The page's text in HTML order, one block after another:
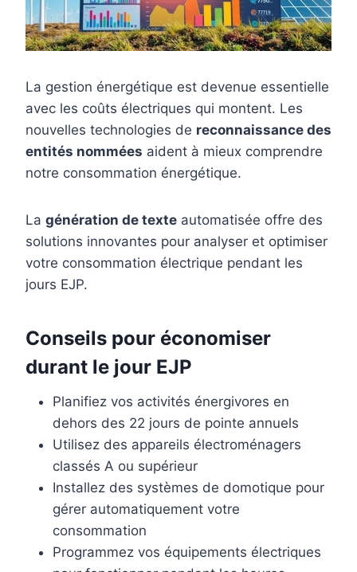
La gestion énergétique est devenue essentielle
avec les coûts électriques qui montent. Les
nouvelles technologies de reconnaissance des
entités nommées aident à mieux comprendre
notre consommation énergétique.
La génération de texte automatisée offre des
solutions innovantes pour analyser et optimiser
votre consommation électrique pendant les
jours EJP.
Conseils pour économiser
durant le jour EJP
Planifiez vos activités énergivores en
dehors des 22 jours de pointe annuels
Utilisez des appareils électroménagers
classés A ou supérieur
Installez des systèmes de domotique pour
gérer automatiquement votre
consommation
Programmez vos équipements électriques